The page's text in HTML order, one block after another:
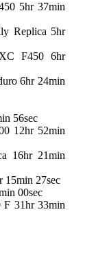
5hr 37min
Replica 5hr
F450 6hr
6hr 24min
56sec
12hr 52min
16hr 21min
15min 27sec
00sec
F 31hr 33min